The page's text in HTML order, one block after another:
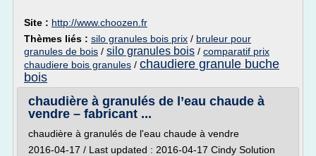
Site : http://www.choozen.fr
Thèmes liés : silo granules bois prix / bruleur pour
granules de bois / silo granules bois / comparatif prix
chaudiere bois granules / chaudiere granule buche
bois
chaudière à granulés de l’eau chaude à
vendre – fabricant ...
chaudière à granulés de l'eau chaude à vendre
2016-04-17 / Last updated : 2016-04-17 Cindy Solution